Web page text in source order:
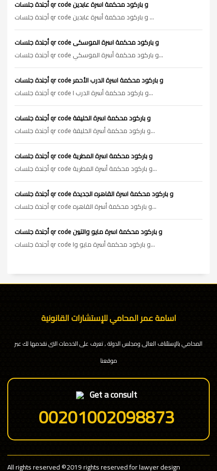
أجندة جلسات qr code و باركود محكمة اسرة عابدين
أجندة جلسات qr code و باركود محكمة أسرة عابدين ...
أجندة جلسات qr code و باركود محكمة اسرة الموسكى
أجندة جلسات qr code و باركود محكمة أسرة الموسكي...
أجندة جلسات qr code و باركود محكمة اسرة الدرب الأحمر
أجندة جلسات qr code و باركود محكمة أسرة الدرب ا...
أجندة جلسات qr code و باركود محكمة اسرة الخليفة
أجندة جلسات qr code و باركود محكمة أسرة الخليفة...
أجندة جلسات qr code و باركود محكمة اسرة المطرية
أجندة جلسات qr code و باركود محكمة أسرة المطرية...
أجندة جلسات qr code و باركود محكمة اسرة القاهره الجديدة
أجندة جلسات qr code و باركود محكمة أسرة القاهره...
أجندة جلسات qr code و باركود محكمة اسرة مايو والتبين
أجندة جلسات qr code و باركود محكمة أسرة مايو وا...
اسامة عمر المحامي للإستشارات القانونية
المحامي بالإستئناف العالى ومجلس الدولة , تعرف على الخدمات التى نقدمها لك عبر
موقعنا
Get a consult
00201002098873
All rights reserved©2019 rights reserved for lawyer design